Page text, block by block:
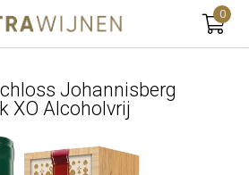
0
Johannisberg
XO Alcoholvrij